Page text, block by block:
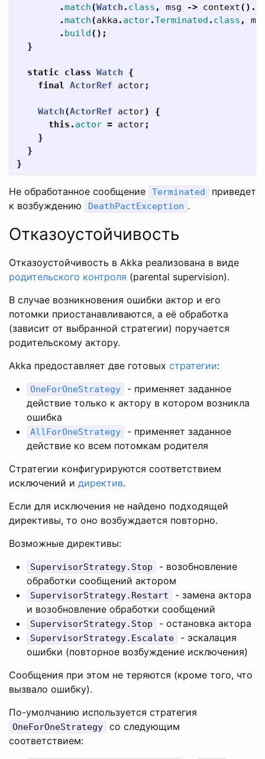
.match(Watch . class , msg -> context().
.match(akka . actor.Terminated . class ,
. build();
}
static class Watch
{
final ActorRef actor;
Watch(ActorRef actor)
{
this . actor = actor;
}
}
}
Не обработанное сообщение Terminated
приведет
к возбуждению
DeathPactException .
Отказоустойчивость
Отказоустойчивость в Akka реализована в виде
родительского контроля (parental supervision).
В случае возникновения ошибки актор и его
потомки приостанавливаются, а её обработка
(зависит от выбранной стратегии) поручается
родительскому актору.
Akka предоставляет две готовых стратегии:
OneForOneStrategy
- применяет заданное
действие только к актору в котором возникла
ошибка
AllForOneStrategy
- применяет заданное
действие ко всем потомкам родителя
Стратегии конфигурируются соответствием
исключений и директив.
Если для исключения не найдено подходящей
директивы, то оно возбуждается повторно.
Возможные директивы:
SupervisorStrategy.Stop
- возобновление
обработки сообщений актором
SupervisorStrategy.Restart
- замена актора
и возобновление обработки сообщений
SupervisorStrategy.Stop - остановка актора
SupervisorStrategy.Escalate
- эскалация
ошибки (повторное возбуждение исключения)
Сообщения при этом не теряются (кроме того, что
вызвало ошибку).
По-умолчанию используется стратегия
OneForOneStrategy
со следующим
соответствием: